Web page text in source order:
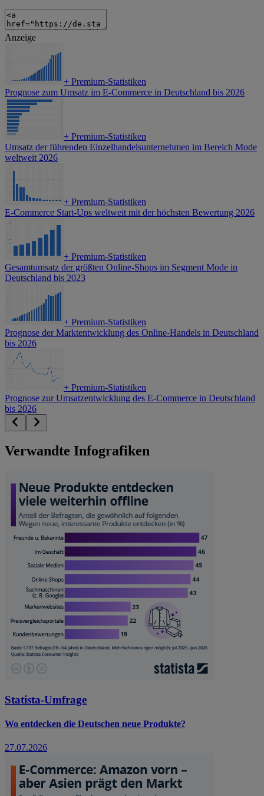
Anzeige
+ Premium-Statistiken
Prognose zum Umsatz im E-Commerce in Deutschland bis 2026
+ Premium-Statistiken
Umsatz der führenden Einzelhandelsunternehmen im Bereich Mode
weltweit 2026
+ Premium-Statistiken
E-Commerce Start-Ups weltweit mit der höchsten Bewertung 2026
+ Premium-Statistiken
Gesamtumsatz der größten Online-Shops im Segment Mode in
Deutschland bis 2023
+ Premium-Statistiken
Prognose der Marktentwicklung des Online-Handels in Deutschland
bis 2026
+ Premium-Statistiken
Prognose zur Umsatzentwicklung des E-Commerce in Deutschland
bis 2026
Verwandte Infografiken
Statista-Umfrage
Wo entdecken die Deutschen neue Produkte?
27.07.2026